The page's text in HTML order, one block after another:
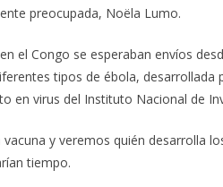
preocupada, Noëla Lumo.
el Congo se esperaban envíos
tipos de ébola, desarrollada
en virus del Instituto Nacional de
vacuna y veremos quién desarrolla
tiempo.